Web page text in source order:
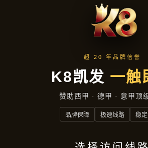
新闻看点
首页 新闻看点